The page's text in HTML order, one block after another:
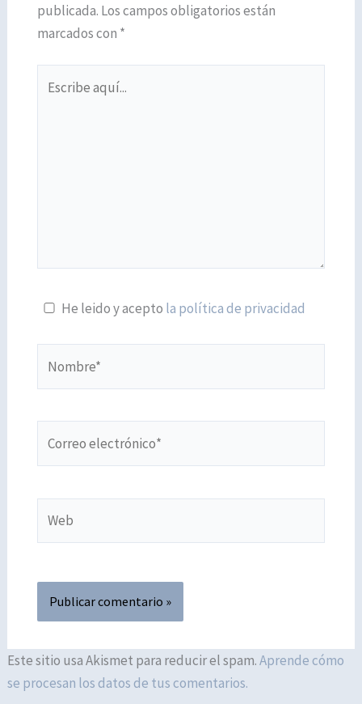
publicada. Los campos obligatorios están
marcados con *
aquí...
He leido y acepto la política de privacidad
electrónico*
Este sitio usa Akismet para reducir el spam.Aprende cómo
se procesan los datos de tus comentarios.